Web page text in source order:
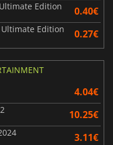
Edition 0.40€
Edition 0.27€
4.04€
10.25€
3.11€